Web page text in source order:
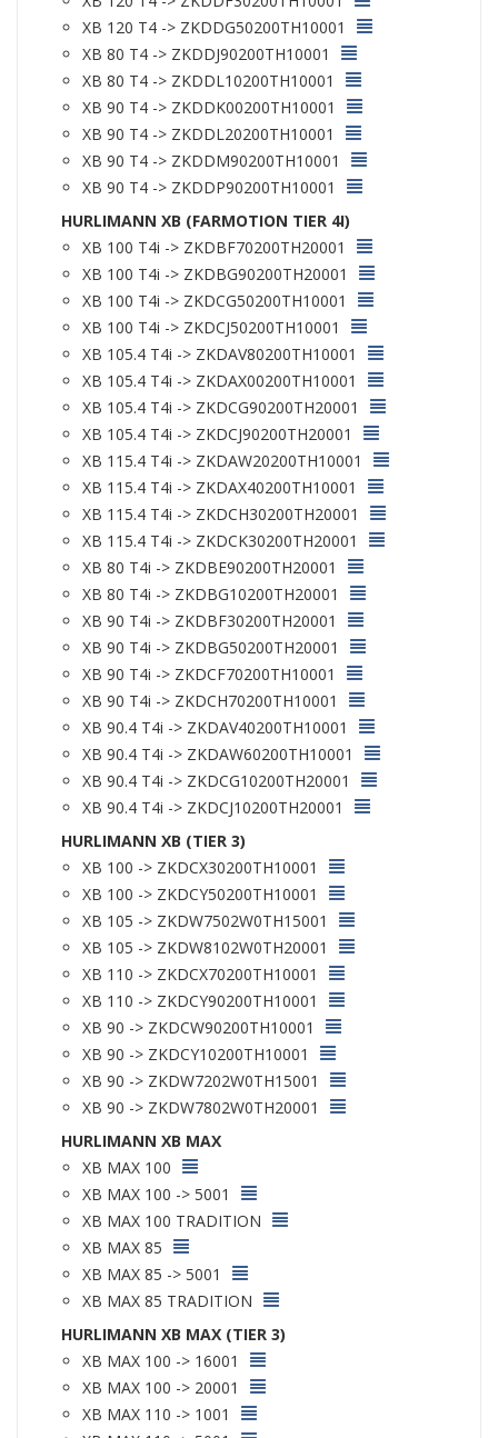
XB 120 T4 -> ZKDDG50200TH10001
XB 80 T4 -> ZKDDJ90200TH10001
XB 80 T4 -> ZKDDL10200TH10001
XB 90 T4 -> ZKDDK00200TH10001
XB 90 T4 -> ZKDDL20200TH10001
XB 90 T4 -> ZKDDM90200TH10001
XB 90 T4 -> ZKDDP90200TH10001
HURLIMANN XB (FARMOTION TIER 4I)
XB 100 T4i -> ZKDBF70200TH20001
XB 100 T4i -> ZKDBG90200TH20001
XB 100 T4i -> ZKDCG50200TH10001
XB 100 T4i -> ZKDCJ50200TH10001
XB 105.4 T4i -> ZKDAV80200TH10001
XB 105.4 T4i -> ZKDAX00200TH10001
XB 105.4 T4i -> ZKDCG90200TH20001
XB 105.4 T4i -> ZKDCJ90200TH20001
XB 115.4 T4i -> ZKDAW20200TH10001
XB 115.4 T4i -> ZKDAX40200TH10001
XB 115.4 T4i -> ZKDCH30200TH20001
XB 115.4 T4i -> ZKDCK30200TH20001
XB 80 T4i -> ZKDBE90200TH20001
XB 80 T4i -> ZKDBG10200TH20001
XB 90 T4i -> ZKDBF30200TH20001
XB 90 T4i -> ZKDBG50200TH20001
XB 90 T4i -> ZKDCF70200TH10001
XB 90 T4i -> ZKDCH70200TH10001
XB 90.4 T4i -> ZKDAV40200TH10001
XB 90.4 T4i -> ZKDAW60200TH10001
XB 90.4 T4i -> ZKDCG10200TH20001
XB 90.4 T4i -> ZKDCJ10200TH20001
HURLIMANN XB (TIER 3)
XB 100 -> ZKDCX30200TH10001
XB 100 -> ZKDCY50200TH10001
XB 105 -> ZKDW7502W0TH15001
XB 105 -> ZKDW8102W0TH20001
XB 110 -> ZKDCX70200TH10001
XB 110 -> ZKDCY90200TH10001
XB 90 -> ZKDCW90200TH10001
XB 90 -> ZKDCY10200TH10001
XB 90 -> ZKDW7202W0TH15001
XB 90 -> ZKDW7802W0TH20001
HURLIMANN XB MAX
XB MAX 100
XB MAX 100 -> 5001
XB MAX 100 TRADITION
XB MAX 85
XB MAX 85 -> 5001
XB MAX 85 TRADITION
HURLIMANN XB MAX (TIER 3)
XB MAX 100 -> 16001
XB MAX 100 -> 20001
XB MAX 110 -> 1001